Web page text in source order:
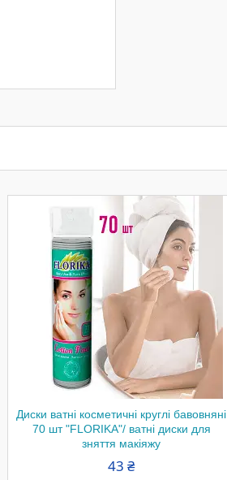
Диски ватні косметичні круглі бавовняні
70 шт "FLORIKA"/ ватні диски для
зняття макіяжу
43 ₴